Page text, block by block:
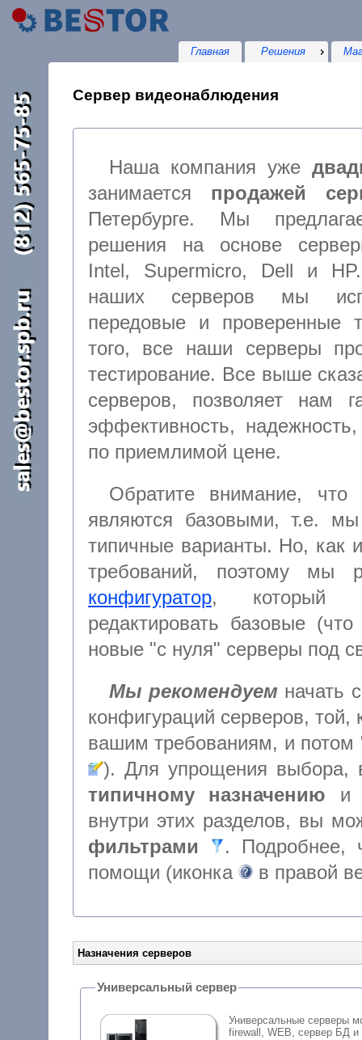
Главная Решения
Сервер видеонаблюдения
Наша компания уже
занимается продажей
Петербурге. Мы
решения на основе
Intel, Supermicro, Dell и
наших серверов мы
передовые и проверенные технологии, кроме
того, все наши серверы проходят тщательное предварительное
тестирование. Все выше
серверов, позволяет нам
эффективность,
по приемлимой цене.
Обратите внимание, что
являются базовыми, т.е. мы
типичные варианты. Но, как известно, сколько клиентов, столько и
конфигуратор, который позволяет вам самостоятельно
редактировать базовые (что
новые "с
Мы рекомендуемначать
конфигураций серверов, той, которая наиболее точно соответствует
типичному назначению
внутри этих разделов, вы
фильтрами
. Подробнее,
помощи (иконка
в правой
Назначения серверов
Универсальный сервер
Универсальные серверы
firewall, WEB, сервер БД и